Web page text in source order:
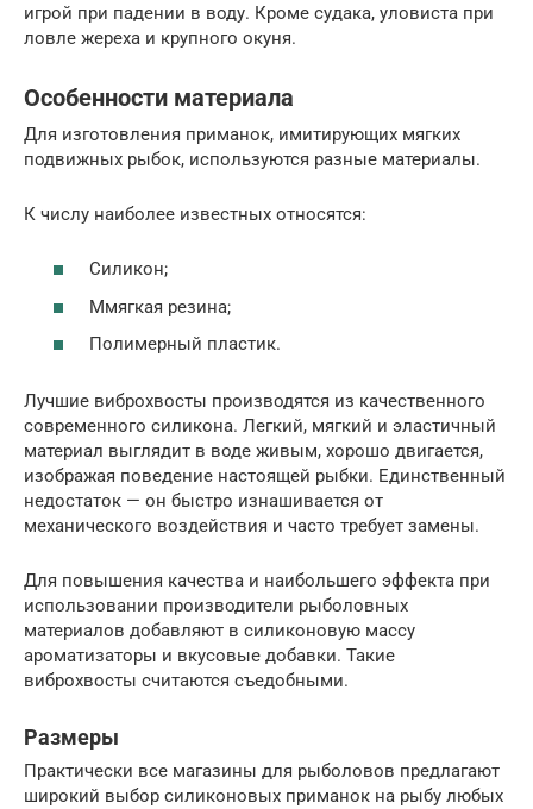
игрой при падении в воду. Кроме судака, уловиста при
ловле жереха и крупного окуня.
Особенности материала
Для изготовления приманок, имитирующих мягких
подвижных рыбок, используются разные материалы.
К числу наиболее известных относятся:
Силикон;
Ммягкая резина;
Полимерный пластик.
Лучшие виброхвосты производятся из качественного
современного силикона. Легкий, мягкий и эластичный
материал выглядит в воде живым, хорошо двигается,
изображая поведение настоящей рыбки. Единственный
недостаток — он быстро изнашивается от
механического воздействия и часто требует замены.
Для повышения качества и наибольшего эффекта при
использовании производители рыболовных
материалов добавляют в силиконовую массу
ароматизаторы и вкусовые добавки. Такие
виброхвосты считаются съедобными.
Размеры
Практически все магазины для рыболовов предлагают
широкий выбор силиконовых приманок на рыбу любых